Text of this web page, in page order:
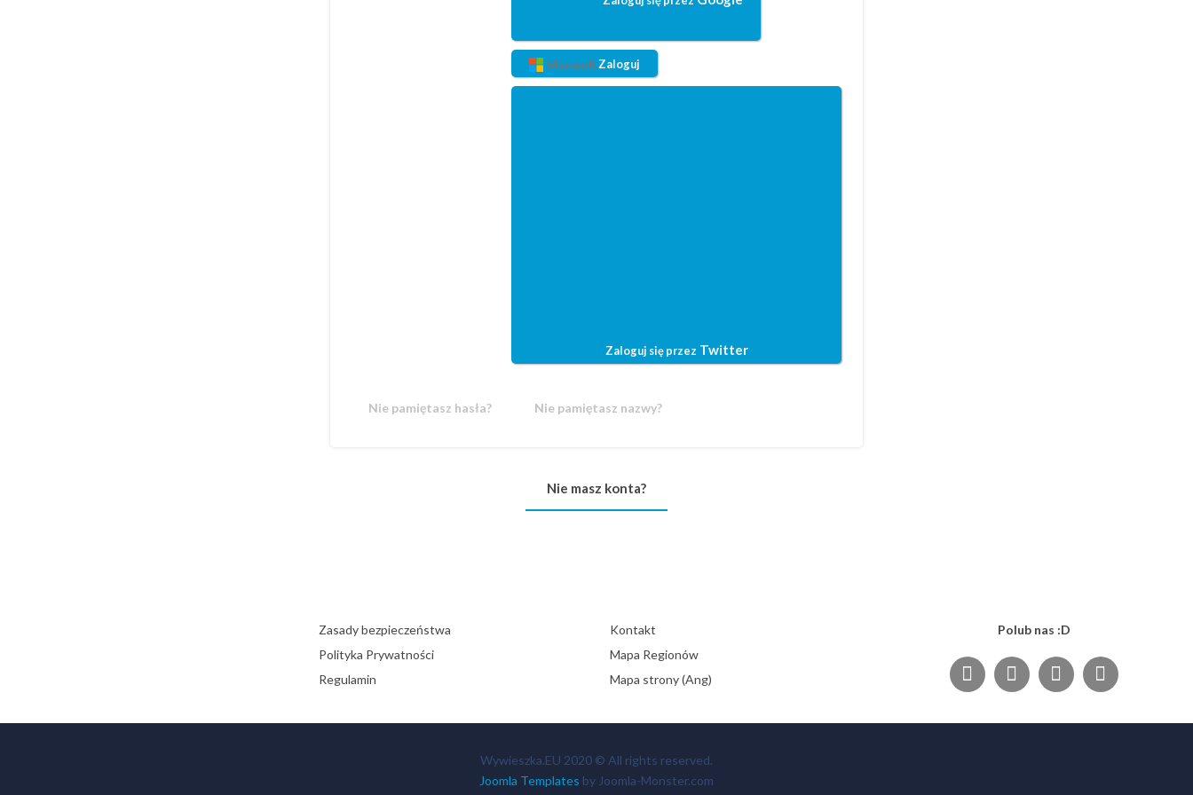
Zaloguj
Zaloguj się przez Twitter
Nie pamiętasz hasła? Nie pamiętasz nazwy?
Nie masz konta?
Zasady bezpieczeństwa
Polityka Prywatności
Regulamin
Kontakt
Mapa Regionów
Mapa strony (Ang)
Polub nas :D
Wywieszka.EU 2020 © All rights reserved.
Joomla Templates by Joomla-Monster.com